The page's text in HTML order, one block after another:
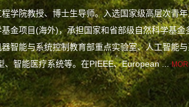
学院教授、博士生导师。入选国家级高层次青
金项目(海外)，承担国家和省部级自然科学基
智能与系统控制教育部重点实验室、人工智能
、智能医疗系统等。在PIEEE、European ...